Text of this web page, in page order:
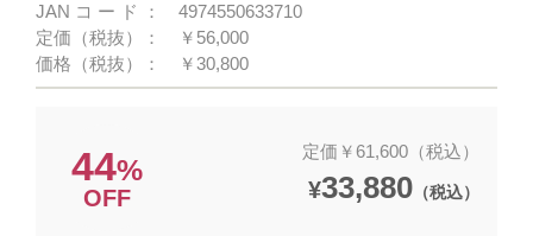
JANコード：
4974550633710
定価（税抜）：
￥56,000
価格（税抜）：
￥30,800
44%
OFF
定価￥61,600（税込）
¥33,880（税込）